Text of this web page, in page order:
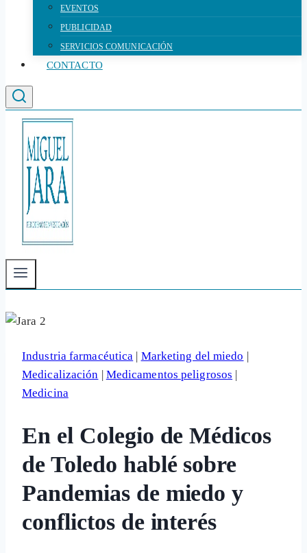
EVENTOS
PUBLICIDAD
SERVICIOS COMUNICACIÓN
CONTACTO
Industria farmacéutica Marketing del miedo
Medicalización
Medicamentos peligrosos
Medicina
En el Colegio de Médicos
de Toledo hablé sobre
Pandemias de miedo y
conflictos de interés